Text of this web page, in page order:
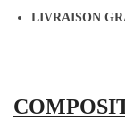
LIVRAISON